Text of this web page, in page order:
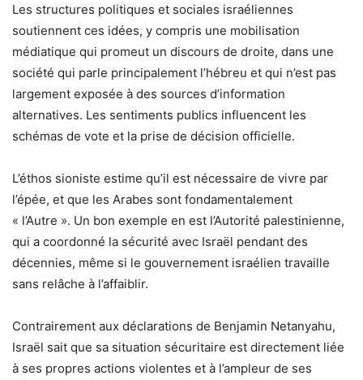
Les structures politiques et sociales israéliennes
soutiennent ces idées, y compris une mobilisation
médiatique qui promeut un discours de droite, dans une
société qui parle principalement l’hébreu et qui n’est pas
largement exposée à des sources d’information
alternatives. Les sentiments publics influencent les
schémas de vote et la prise de décision officielle.
L’éthos sioniste estime qu’il est nécessaire de vivre par
l’épée, et que les Arabes sont fondamentalement
« l’Autre ». Un bon exemple en est l’Autorité palestinienne,
qui a coordonné la sécurité avec Israël pendant des
décennies, même si le gouvernement israélien travaille
sans relâche à l’affaiblir.
Contrairement aux déclarations de Benjamin Netanyahu,
Israël sait que sa situation sécuritaire est directement liée
à ses propres actions violentes et à l’ampleur de ses